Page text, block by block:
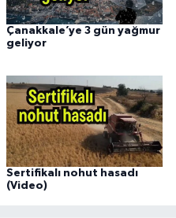
Çanakkale’ye 3 gün yağmur
geliyor
Sertifikalı nohut hasadı
(Video)